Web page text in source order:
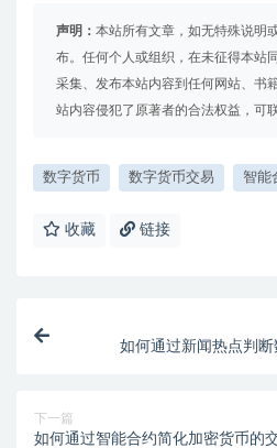
声明： 本站所有文章，如无特殊说明
布。任何个人或组织，在未征得本站
采集、发布本站内容到任何网站、书
站内容侵犯了原著者的合法权益，可
数字货币 数字货币交易 智能
收藏 链接
如何通过新闻热点判
下一篇
如何通过智能合约简化加密货币的